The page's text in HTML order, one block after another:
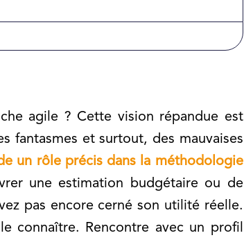
agile ? Cette vision répandue est
fantasmes et surtout, des mauvaises
un rôle précis dans la méthodologie
une estimation budgétaire ou de
pas encore cerné son utilité réelle.
connaître. Rencontre avec un profil